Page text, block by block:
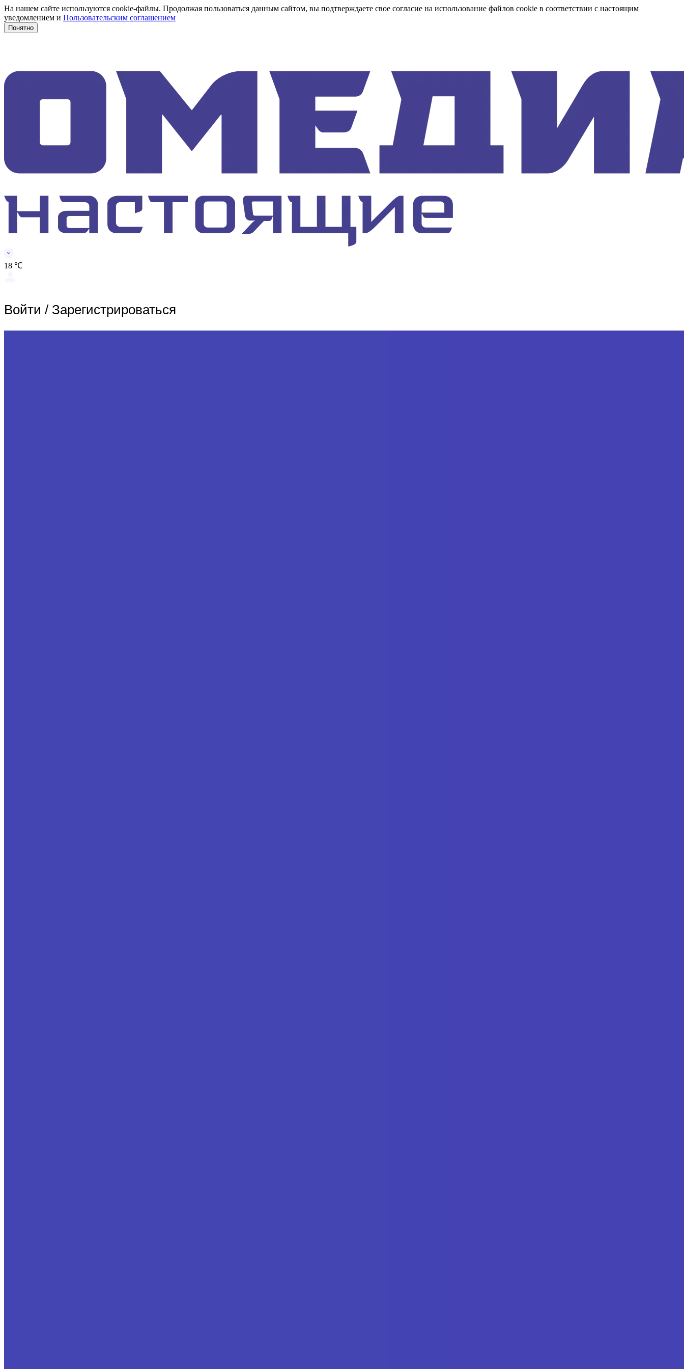
На нашем сайте используются cookie-файлы. Продолжая пользоваться данным сайтом, вы подтверждаете свое согласие на использование файлов cookie в соответствии с настоящим
уведомлением и Пользовательским соглашением
Понятно
18 ℃
Войти / Зарегистрироваться